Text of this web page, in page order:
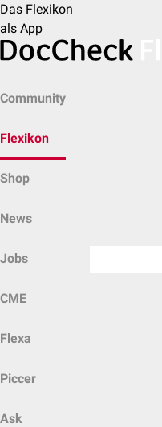
Das Flexikon
als App
Community
Flexikon
Shop
News
Jobs
CME
Flexa
Piccer
Ask